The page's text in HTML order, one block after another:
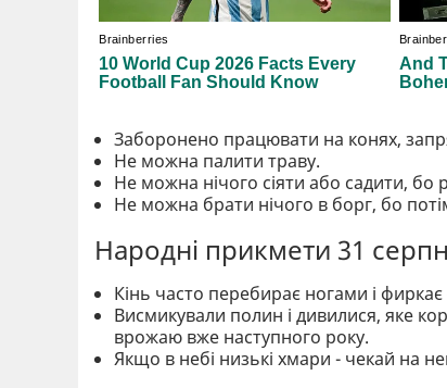
Заборонено працювати на конях,
Не можна палити траву.
Не можна нічого сіяти або садити, бо
Не можна брати нічого в борг, бо
Народні прикмети 31
Кінь часто перебирає ногами і
Висмикували полин і дивилися, яке
врожаю вже наступного року.
Якщо в небі низькі хмари - чекай на